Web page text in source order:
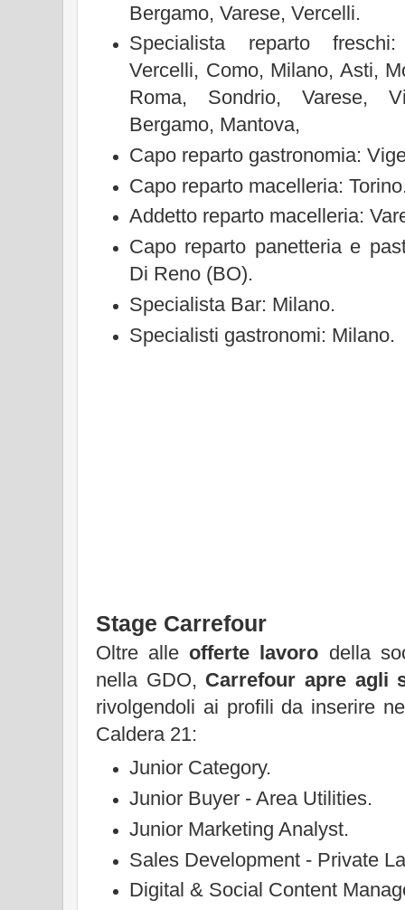
Bergamo, Varese, Vercelli.
Specialista reparto
Vercelli, Como, Milano, Asti,
Roma, Sondrio, Varese,
Bergamo, Mantova,
Capo reparto gastronomia:
Capo reparto macelleria:
Addetto reparto macelleria:
Capo reparto panetteria e
Di Reno (BO).
Specialista Bar: Milano.
Specialisti gastronomi: Milano.
Stage Carrefour
Oltre alle offerte lavoro della
nella GDO, Carrefour apre agli
rivolgendoli ai profili da inserire
Caldera 21:
Junior Category.
Junior Buyer - Area Utilities.
Junior Marketing Analyst.
Sales Development - Private
Digital & Social Content